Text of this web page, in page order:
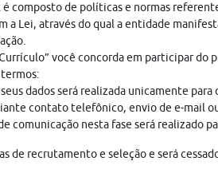
é composto de políticas e normas
a Lei, através do qual a entidade
você concorda em participar do
dados será realizada unicamente
contato telefônico, envio de e-mail
comunicação nesta fase será realizado
de recrutamento e seleção e será